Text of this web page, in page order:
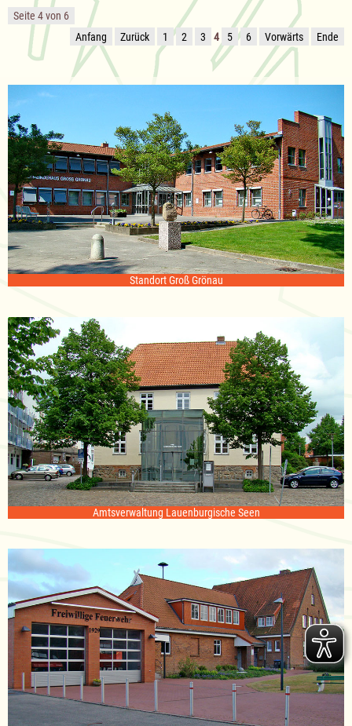
Seite 4 von 6
Anfang
Zurück 1 2 3 4 5 6 Vorwärts Ende
Standort Groß Grönau
Amtsverwaltung Lauenburgische Seen